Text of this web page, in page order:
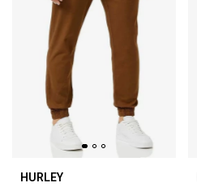
HURLEY